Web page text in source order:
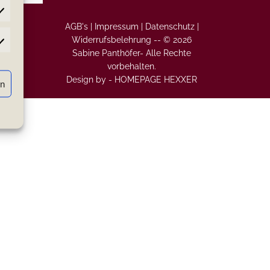
AGB's | Impressum |
Datenschutz |
Widerrufsbelehrung -- © 2026
Sabine Panthöfer- Alle Rechte
vorbehalten.
Design by - HOMEPAGE HEXXER